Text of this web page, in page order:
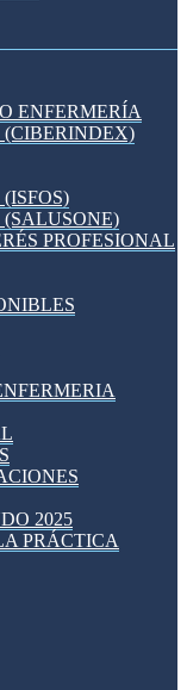
ENFERMERÍA
PROFESIONAL
2025
PRÁCTICA